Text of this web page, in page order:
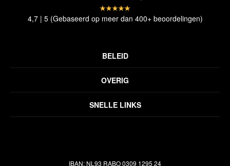
SNELLE LINKS
OVERIG
Inspiratie
BELEID
Disclaimer
Verzendbeleid
4,7 | 5 (Gebaseerd op meer dan 400+ beoordelingen)
IBAN: NL93 RABO 0309 1295 24